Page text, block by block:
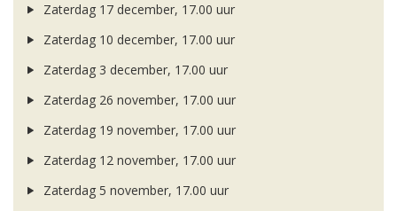
Zaterdag 17 december, 17.00 uur
Zaterdag 10 december, 17.00 uur
Zaterdag 3 december, 17.00 uur
Zaterdag 26 november, 17.00 uur
Zaterdag 19 november, 17.00 uur
Zaterdag 12 november, 17.00 uur
Zaterdag 5 november, 17.00 uur